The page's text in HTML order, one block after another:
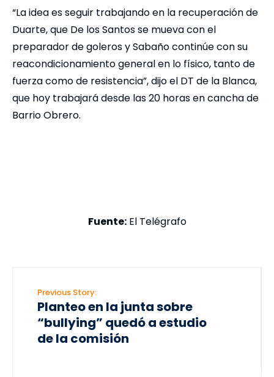
“La idea es seguir trabajando en la recuperación de
Duarte, que De los Santos se mueva con el
preparador de goleros y Sabaño continúe con su
reacondicionamiento general en lo físico, tanto de
fuerza como de resistencia”, dijo el DT de la Blanca,
que hoy trabajará desde las 20 horas en cancha de
Barrio Obrero.
Fuente:El Telégrafo
Previous Story:
Planteo en la junta sobre
“bullying” quedó a estudio
de la comisión